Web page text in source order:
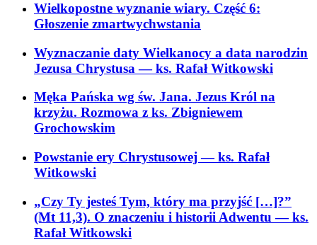
Wielkopostne wyznanie wiary. Część 6:
Głoszenie zmartwychwstania
Wyznaczanie daty Wielkanocy a data narodzin
Jezusa Chrystusa— ks. Rafał Witkowski
Męka Pańska wg św. Jana. Jezus Król na
krzyżu. Rozmowa z ks. Zbigniewem
Grochowskim
Powstanie ery Chrystusowej— ks. Rafał
Witkowski
„Czy Ty jesteś Tym, który ma przyjść […]?”
(Mt 11,3). O znaczeniu i historii Adwentu— ks.
Rafał Witkowski